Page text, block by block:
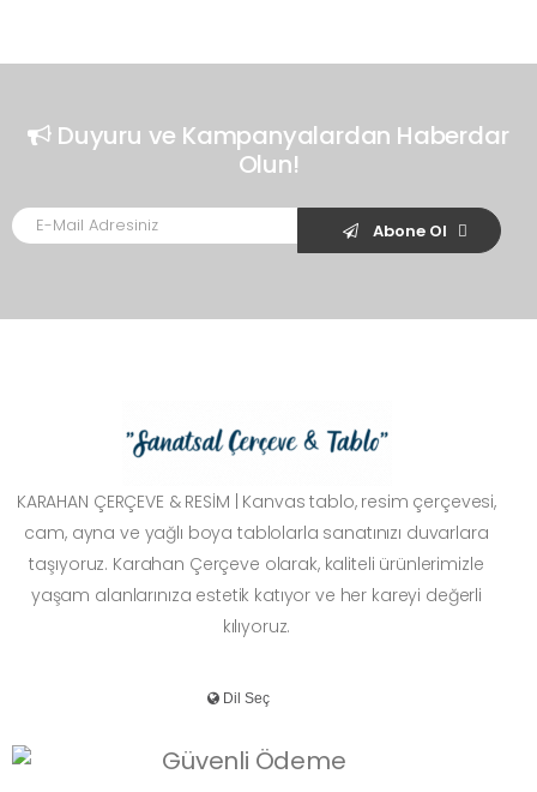
Duyuru ve Kampanyalardan Haberdar
Olun!
Abone Ol
KARAHAN ÇERÇEVE & RESİM | Kanvas tablo, resim çerçevesi,
cam, ayna ve yağlı boya tablolarla sanatınızı duvarlara
taşıyoruz. Karahan Çerçeve olarak, kaliteli ürünlerimizle
yaşam alanlarınıza estetik katıyor ve her kareyi değerli
kılıyoruz.